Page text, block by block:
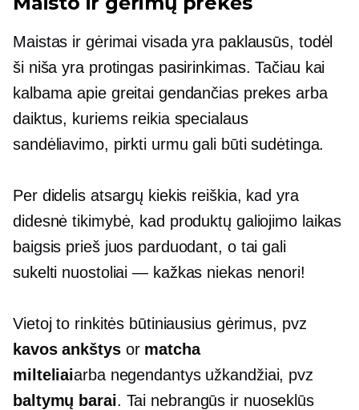
Maistas ir gėrimai visada yra paklausūs, todėl
ši niša yra protingas pasirinkimas. Tačiau kai
kalbama apie greitai gendančias prekes arba
daiktus, kuriems reikia specialaus
sandėliavimo, pirkti urmu gali būti sudėtinga.
Per didelis atsargų kiekis reiškia, kad yra
didesnė tikimybė, kad produktų galiojimo laikas
baigsis prieš juos parduodant, o tai gali
sukelti nuostoliai — kažkas niekas nenori!
Vietoj to rinkitės būtiniausius gėrimus, pvz
kavos ankštysor matcha
milteliaiarba negendantysužkandžiai, pvz
baltymų barai. Tai nebrangūs ir nuoseklūs